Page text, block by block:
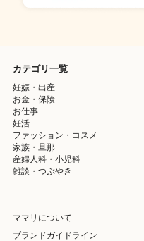
カテゴリ一覧
妊娠・出産
お金・保険
お仕事
妊活
ファッション・コスメ
家族・旦那
産婦人科・小児科
雑談・つぶやき
ママリについて
ブランドガイドライン